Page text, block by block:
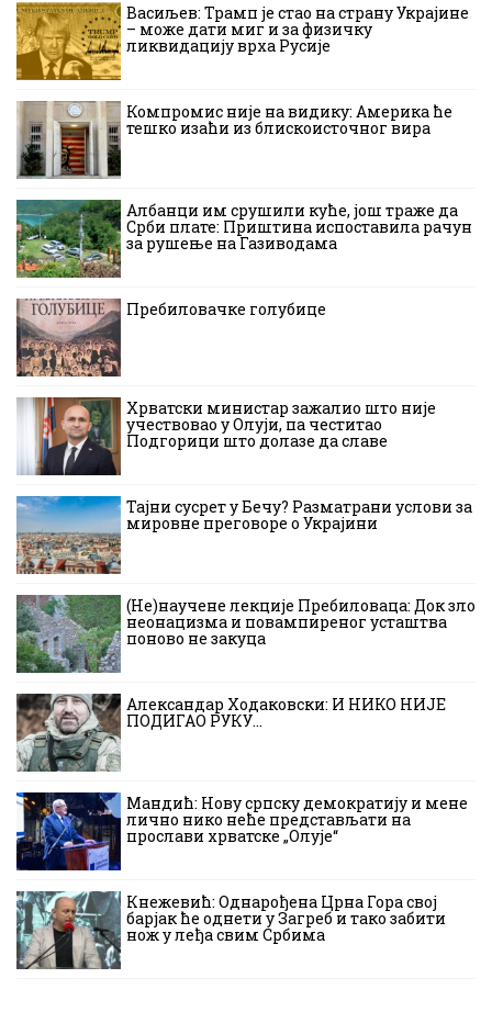
Васиљев: Трамп је стао на страну Украјине
– може дати миг и за физичку
ликвидацију врха Русије
Компромис није на видику: Америка ће
тешко изаћи из блискоисточног вира
Албанци им срушили куће, још траже да
Срби плате: Приштина испоставила рачун
за рушење на Газиводама
Пребиловачке голубице
Хрватски министар зажалио што није
учествовао у Олуји, па честитао
Подгорици што долазе да славе
Тајни сусрет у Бечу? Разматрани услови за
мировне преговоре о Украјини
(Не)научене лекције Пребиловаца: Док зло
неонацизма и повампиреног усташтва
поново не закуца
Александар Ходаковски: И НИКО НИЈЕ
ПОДИГАО РУКУ…
Мандић: Нову српску демократију и мене
лично нико неће представљати на
прослави хрватске „Олује“
Кнежевић: Однарођена Црна Гора свој
барјак ће однети у Загреб и тако забити
нож у леђа свим Србима